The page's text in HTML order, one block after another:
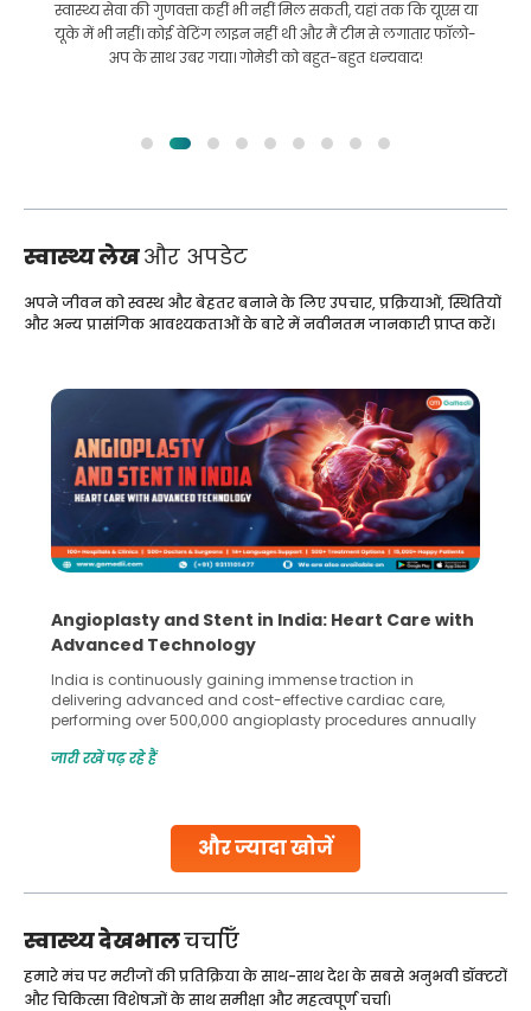
इलाज कराने के लिए बांग्लादेश से भारत की मेरी यात्रा में मेरी मदद की।
हमने GoMedii को चुनने में सही चुनाव किया। वे इलाज के बाद भी हमारे
साथ एक अच्छा रिश्ता रखते हैं
स्वास्थ्य लेखऔर अपडेट
और ज्यादा खोजें
अपने जीवन को स्वस्थ और बेहतर बनाने के लिए उपचार, प्रक्रियाओं, स्थितियों
और अन्य प्रासंगिक आवश्यकताओं के बारे में नवीनतम जानकारी प्राप्त करें।
Angioplasty and Stent in India: Heart Care with
Advanced Technology
India is continuously gaining immense traction in
delivering advanced and cost-effective cardiac care,
performing over 500,000 angioplasty procedures annually
globe are searching for treatments like angioplasty and
Studies, such as one published
जारी रखें पढ़ रहे हैं
स्वास्थ्य देखभालचर्चाएँ
हमारे मंच पर मरीजों की प्रतिक्रिया के साथ-साथ देश के सबसे अनुभवी डॉक्टरों
और चिकित्सा विशेषज्ञों के साथ समीक्षा और महत्वपूर्ण चर्चा।